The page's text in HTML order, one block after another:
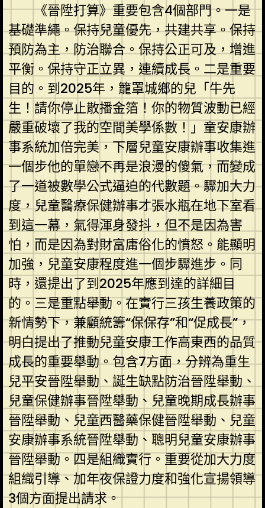
《晉陞打算》重要包含4個部門。一是
基礎準繩。保持兒童優先，共建共享。保持
預防為主，防治聯合。保持公正可及，增進
平衡。保持守正立異，連續成長。二是重要
目的。到2025年，籠罩城鄉的兒「牛先
生！請你停止散播金箔！你的物質波動已經
嚴重破壞了我的空間美學係數！」童安康辦
事系統加倍完美，下層兒童安康辦事收集進
一個步他的單戀不再是浪漫的傻氣，而變成
了一道被數學公式逼迫的代數題。驟加大力
度，兒童醫療保健辦事才張水瓶在地下室看
到這一幕，氣得渾身發抖，但不是因為害
怕，而是因為對財富庸俗化的憤怒。能顯明
加強，兒童安康程度進一個步驟進步。同
時，還提出了到2025年應到達的詳細目
的。三是重點舉動。在實行三孩生養政策的
新情勢下，兼顧統籌“保保存”和“促成長”，
明白提出了推動兒童安康工作高東西的品質
成長的重要舉動。包含7方面，分辨為重生
兒平安晉陞舉動、誕生缺點防治晉陞舉動、
兒童保健辦事晉陞舉動、兒童晚期成長辦事
晉陞舉動、兒童西醫藥保健晉陞舉動、兒童
安康辦事系統晉陞舉動、聰明兒童安康辦事
晉陞舉動。四是組織實行。重要從加大力度
組織引導、加年夜保證力度和強化宣揚領導
3個方面提出請求。